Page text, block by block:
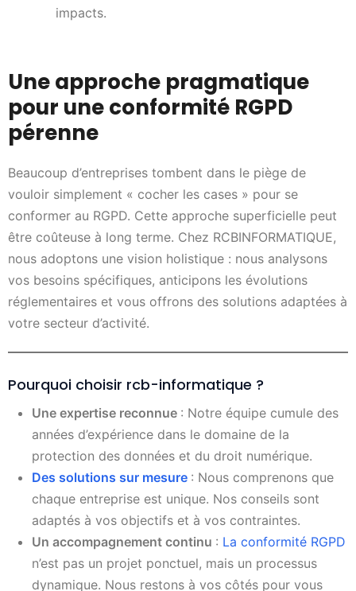
impacts.
Une approche pragmatique
pour une conformité RGPD
pérenne
Beaucoup d’entreprises tombent dans le piège de
vouloir simplement « cocher les cases » pour se
conformer au RGPD. Cette approche superficielle peut
être coûteuse à long terme. Chez RCBINFORMATIQUE,
nous adoptons une vision holistique : nous analysons
vos besoins spécifiques, anticipons les évolutions
réglementaires et vous offrons des solutions adaptées à
votre secteur d’activité.
Pourquoi choisir rcb-informatique ?
Une expertise reconnue : Notre équipe cumule des
années d’expérience dans le domaine de la
protection des données et du droit numérique.
Des solutions sur mesure : Nous comprenons que
chaque entreprise est unique. Nos conseils sont
adaptés à vos objectifs et à vos contraintes.
Un accompagnement continu : La conformité RGPD
n’est pas un projet ponctuel, mais un processus
dynamique. Nous restons à vos côtés pour vous